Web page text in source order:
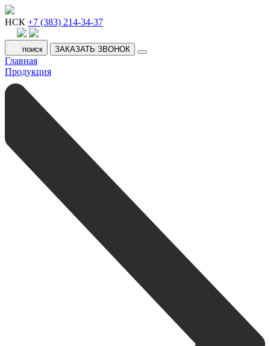
НСК +7 (383) 214-34-37
поиск ЗАКАЗАТЬ ЗВОНОК
Главная
Продукция